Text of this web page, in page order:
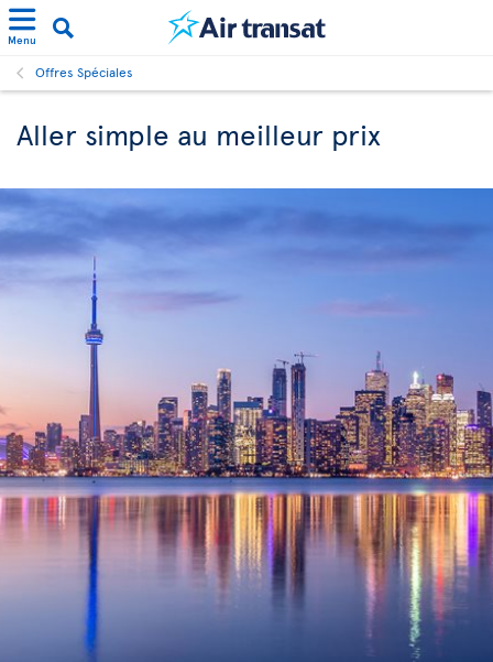
Menu
Offres Spéciales
Aller simple au meilleur prix